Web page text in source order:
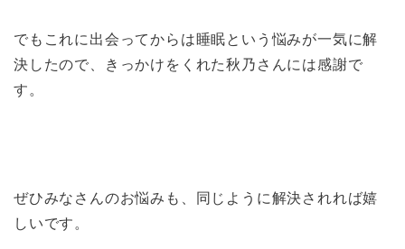
でもこれに出会ってからは睡眠という悩みが一気に解
決したので、きっかけをくれた秋乃さんには感謝で
す。
ぜひみなさんのお悩みも、同じように解決されれば嬉
しいです。